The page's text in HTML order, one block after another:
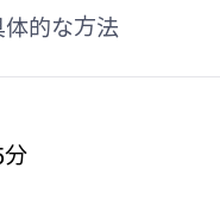
的な方法